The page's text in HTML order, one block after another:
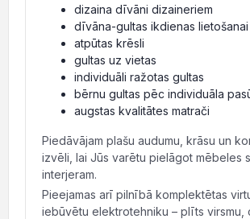
dizaina dīvāni dizaineriem
dīvāna-gultas ikdienas lietošanai
atpūtas krēsli
gultas uz vietas
individuāli ražotas gultas
bērnu gultas pēc individuāla
augstas kvalitātes matrači
Piedāvājam plašu audumu, krāsu un
izvēli, lai Jūs varētu pielāgot mēbeles
interjeram.
Pieejamas arī pilnībā komplektētas
iebūvētu elektrotehniku – plīts virsmu,